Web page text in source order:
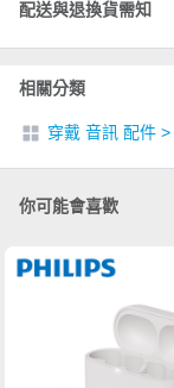
配送與退換貨需知
相關分類
穿戴 音訊 配件 >
你可能會喜歡